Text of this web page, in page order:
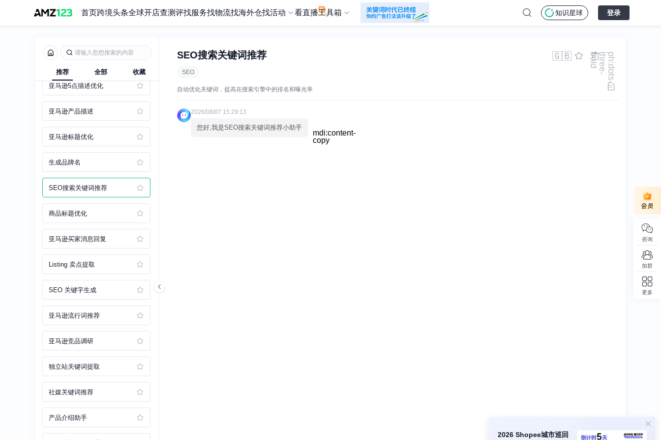
首页跨境头条全球开店查测评找服务找物流找海外仓找活动 看直播工具箱 知识星球 登录
2026 Shopee城市巡回
推荐 全部 收藏
DeepSeek 机器人
生成 Listing
亚马逊5点描述优化
亚马逊产品描述
亚马逊标题优化
生成品牌名
SEO搜索关键词推荐
商品标题优化
亚马逊买家消息回复
Listing 卖点提取
SEO 关键字生成
亚马逊流行词推荐
亚马逊竞品调研
独立站关键词提取
社媒关键词推荐
产品介绍助手
SEO搜索关键词推荐
SEO
🇬🇧 p
h
:
d
o
t
s
-
t
h
r
e
e
-
b
o
l
d
自动优化关键词，提高在搜索引擎中的排名和曝光率
2026/08/07 15:29:13
您好,我是SEO搜索关键词推荐小助手
mdi:content-
copy
会员
咨询
加群
更多